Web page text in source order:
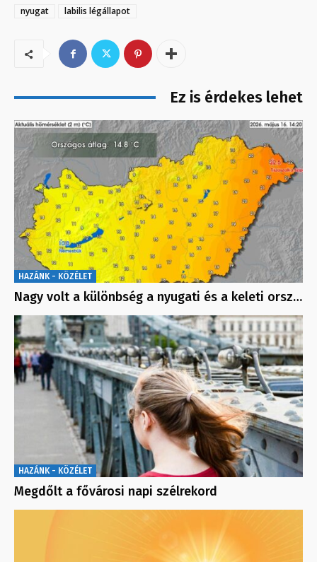
nyugat
labilis légállapot
Ez is érdekes lehet
HAZÁNK - KÖZÉLET
Nagy volt a különbség a nyugati és a keleti orsz…
HAZÁNK - KÖZÉLET
Megdőlt a fővárosi napi szélrekord